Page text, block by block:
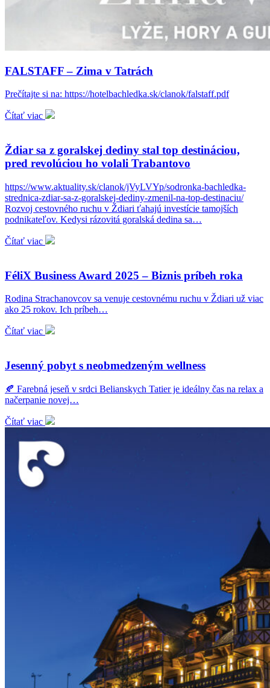
FALSTAFF – Zima v Tatrách
Prečítajte si na: https://hotelbachledka.sk/clanok/falstaff.pdf
Čítať viac
Ždiar sa z goralskej dediny stal top destináciou,
pred revolúciou ho volali Trabantovo
https://www.aktuality.sk/clanok/jVyLVYp/sodronka-bachledka-
strednica-zdiar-sa-z-goralskej-dediny-zmenil-na-top-destinaciu/
Rozvoj cestovného ruchu v Ždiari ťahajú investície tamojších
podnikateľov. Kedysi rázovitá goralská dedina sa…
Čítať viac
FéliX Business Award 2025 – Biznis príbeh roka
Rodina Strachanovcov sa venuje cestovnému ruchu v Ždiari už viac
ako 25 rokov. Ich príbeh…
Čítať viac
Jesenný pobyt s neobmedzeným wellness
🍂 Farebná jeseň v srdci Belianskych Tatier je ideálny čas na relax a
načerpanie novej…
Čítať viac